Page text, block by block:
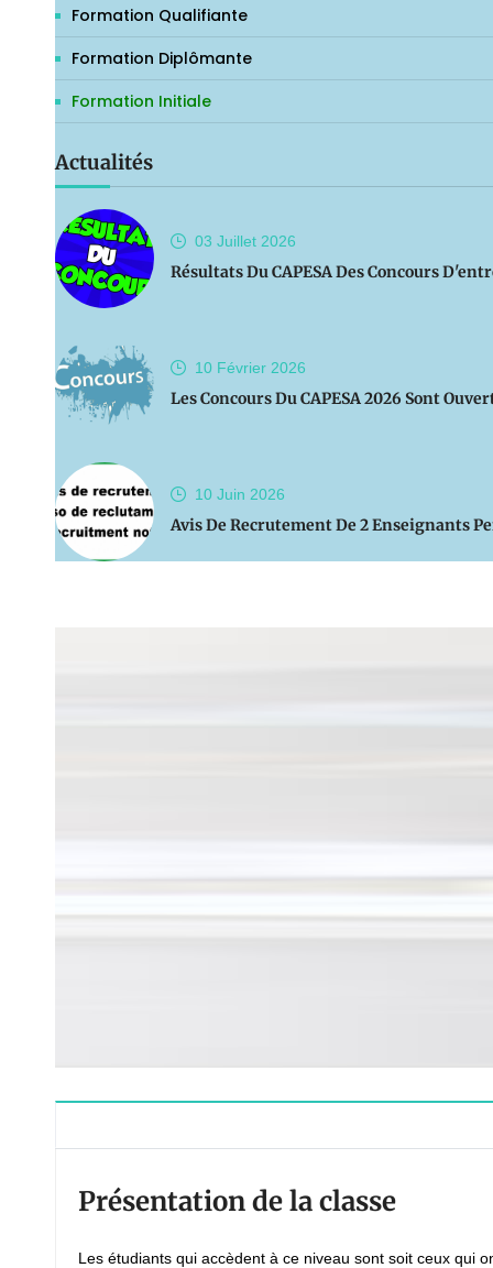
Formation Qualifiante
Formation Diplômante
Formation Initiale
Actualités
03 Juillet 2026
Résultats Du CAPESA Des Concours
10 Février 2026
Les Concours Du CAPESA 2026 Sont
10 Juin 2026
Avis De Recrutement De 2 Enseignants
Présentation de la classe
Les étudiants qui accèdent à ce niveau sont soit ceux qui